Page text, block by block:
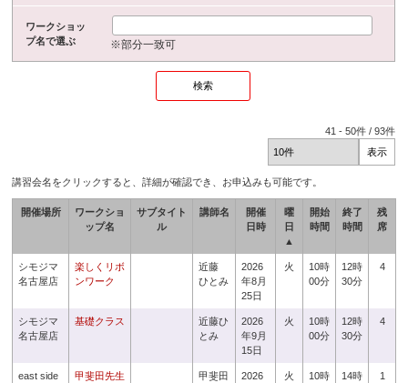
ワークショッ
プ名で選ぶ
※部分一致可
41 -50件 /93件
講習会名をクリックすると、詳細が確認でき、お申込みも可能です。
開催場所
ワークショ
ップ名
サブタイト
ル
講師名
開催
日時
曜
日
▲
開始
時間
終了
時間
残
席
シモジマ
名古屋店
楽しくリボ
ンワーク
近藤
ひとみ
2026
年8月
25日
火
10時
00分
12時
30分
4
シモジマ
名古屋店
基礎クラス
近藤ひ
とみ
2026
年9月
15日
火
10時
00分
12時
30分
4
east side
甲斐田先生
甲斐田
2026
火
10時
14時
1